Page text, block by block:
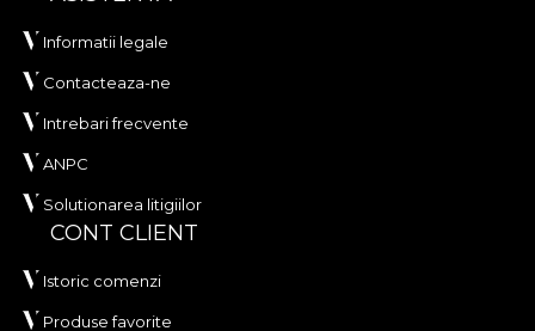
Informatii legale
Contacteaza-ne
Intrebari frecvente
ANPC
Solutionarea litigiilor
CONT CLIENT
Istoric comenzi
Produse favorite